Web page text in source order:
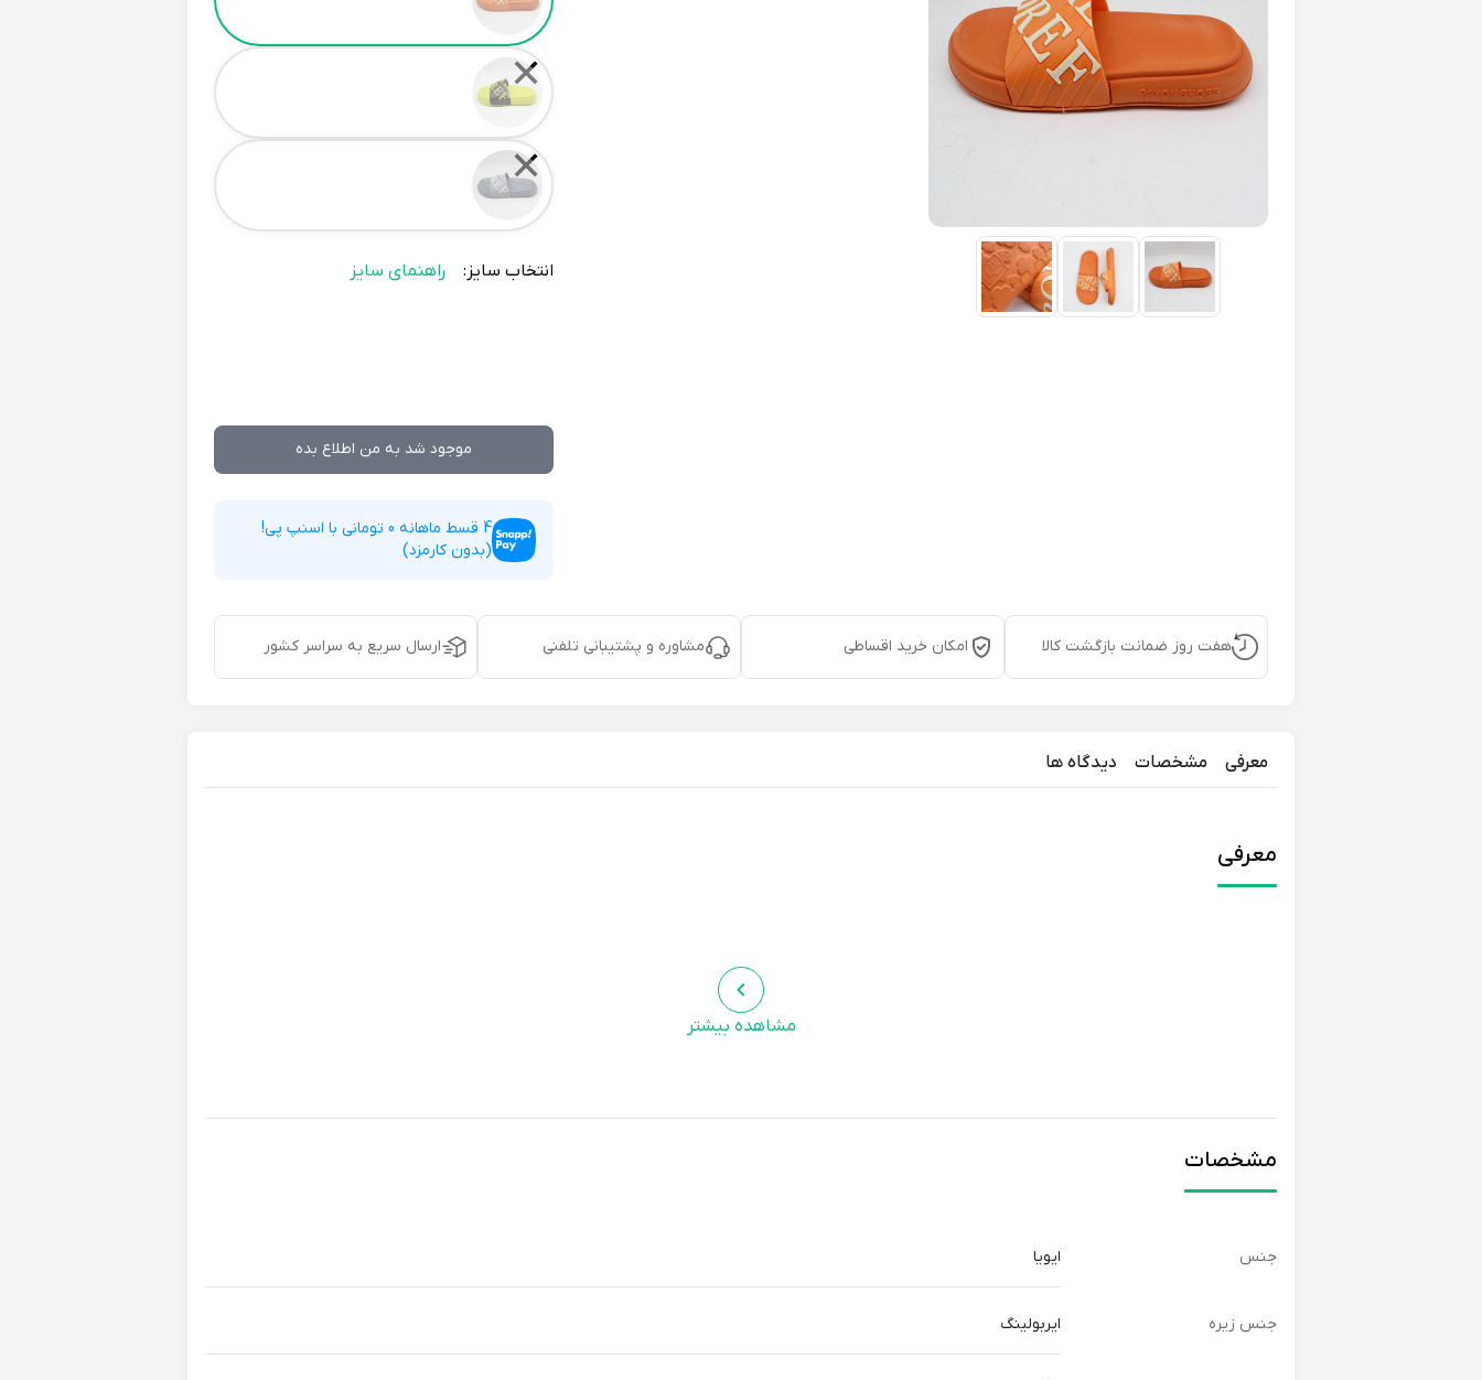
✕
✕
انتخاب سایز: راهنمای سایز
موجود شد به من اطلاع بده
4 قسط ماهانه 0 تومانی با اسنپ پی!
(بدون کارمزد)
هفت روز ضمانت بازگشت کالا امکان خرید اقساطی مشاوره و پشتیبانی تلفنی ارسال سریع به سراسر کشور
معرفی مشخصات دیدگاه ها
معرفی
مشاهده بیشتر
مشخصات
جنس ایویا
جنس زیره ایربولینگ